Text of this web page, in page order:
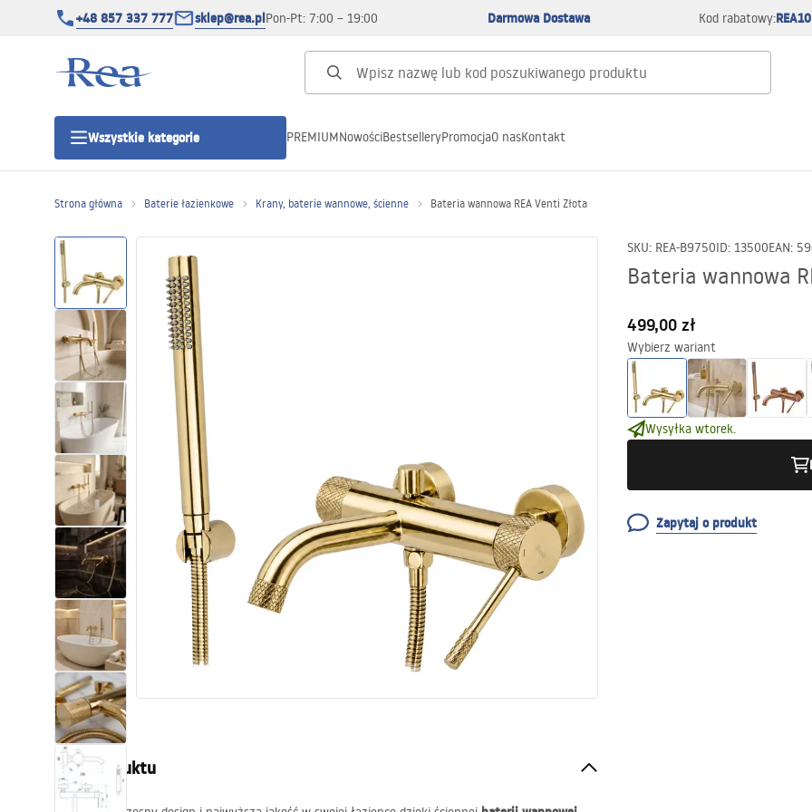
+48 857 337 777 sklep@rea.plPon-Pt: 7:00 – 19:00 Darmowa Dostawa Kod rabatowy:REA10
Wszystkie kategorie
Kategorie produktowe
Kabiny prysznicowe
Drzwi prysznicowe
Brodziki prysznicowe
Odpływy liniowe
Toalety, ubikacje
Umywalki
Wanny i parawany
Baterie
Natryski
Kuchnia
Akcesoria i meble łazienkowe
PREMIUMNowościBestselleryPromocjaO nasKontakt
Strona główna Baterie łazienkowe Krany, baterie wannowe, ścienne Bateria wannowa REA Venti Złota
SKU: REA-B9750ID: 13500EAN:
Bateria wannowa
499,00 zł
Wybierz wariant
Wysyłka wtorek.
Zapytaj o produkt
Opis produktu